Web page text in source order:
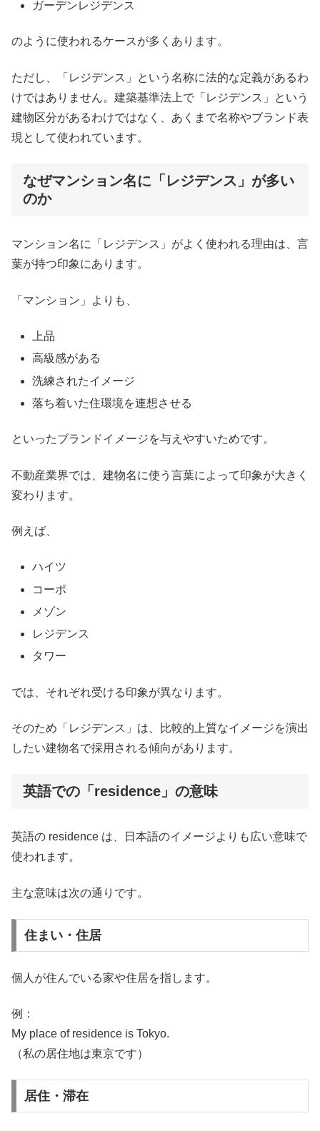
ガーデンレジデンス
のように使われるケースが多くあります。
ただし、「レジデンス」という名称に法的な定義があるわ
けではありません。建築基準法上で「レジデンス」という
建物区分があるわけではなく、あくまで名称やブランド表
現として使われています。
なぜマンション名に「レジデンス」が多い
のか
マンション名に「レジデンス」がよく使われる理由は、言
葉が持つ印象にあります。
「マンション」よりも、
上品
高級感がある
洗練されたイメージ
落ち着いた住環境を連想させる
といったブランドイメージを与えやすいためです。
不動産業界では、建物名に使う言葉によって印象が大きく
変わります。
例えば、
ハイツ
コーポ
メゾン
レジデンス
タワー
では、それぞれ受ける印象が異なります。
そのため「レジデンス」は、比較的上質なイメージを演出
したい建物名で採用される傾向があります。
英語での「residence」の意味
英語の residence は、日本語のイメージよりも広い意味で
使われます。
主な意味は次の通りです。
住まい・住居
個人が住んでいる家や住居を指します。
例：
My place of residence is Tokyo.
（私の居住地は東京です）
居住・滞在